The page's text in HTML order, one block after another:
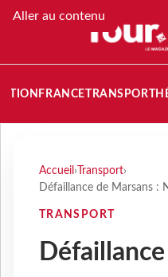
Aller au contenu
FRANCETRANSPORT
Accueil › Transport›
Défaillance de Marsans :
TRANSPORT